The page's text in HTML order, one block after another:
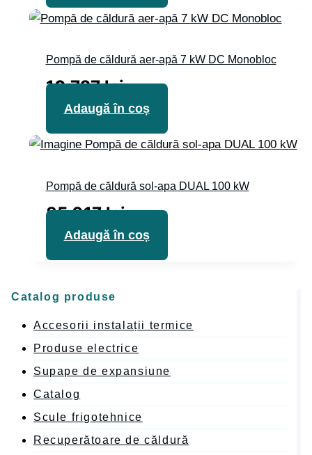
Pompă de căldură aer-apă 7 kW DC Monobloc
10 727lei
Adaugă în coș
Pompă de căldură sol-apa DUAL 100 kW
85 017lei
Adaugă în coș
Catalog produse
Accesorii instalații termice
Produse electrice
Supape de expansiune
Catalog
Scule frigotehnice
Recuperătoare de căldură